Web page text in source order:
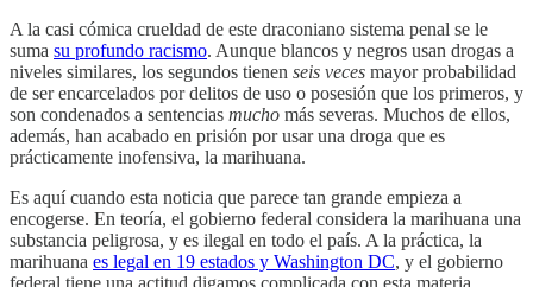
A la casi cómica crueldad de este draconiano sistema penal se le
suma su profundo racismo. Aunque blancos y negros usan drogas a
niveles similares, los segundos tienen seis veces mayor probabilidad
de ser encarcelados por delitos de uso o posesión que los primeros, y
son condenados a sentencias mucho más severas. Muchos de ellos,
además, han acabado en prisión por usar una droga que es
prácticamente inofensiva, la marihuana.
Es aquí cuando esta noticia que parece tan grande empieza a
encogerse. En teoría, el gobierno federal considera la marihuana una
substancia peligrosa, y es ilegal en todo el país. A la práctica, la
marihuana es legal en 19 estados y Washington DC, y el gobierno
federal tiene una actitud digamos complicada con esta materia.